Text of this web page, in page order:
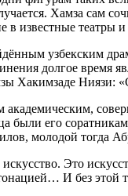
Хамза сам
известные театры
узбекским
долгое время
Хакимзаде Ниязи:
были его
молодой тогда
искусство. Это
И без этой